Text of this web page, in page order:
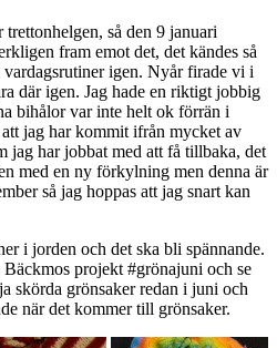
så den 9 januari
fram emot det, det kändes så
igen. Nyår firade vi i
där igen. Jag hade en riktigt jobbig
bihålor var inte helt ok förrän i
jag har kommit ifrån mycket av
jag har jobbat med att få tillbaka, det
med en ny förkylning men denna är
så jag hoppas att jag snart kan
i jorden och det ska bli spännande.
Bäckmos projekt #grönajuni och se
skörda grönsaker redan i juni och
när det kommer till grönsaker.